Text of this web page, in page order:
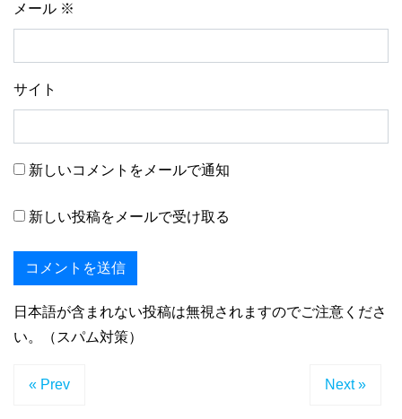
メール ※
サイト
新しいコメントをメールで通知
新しい投稿をメールで受け取る
日本語が含まれない投稿は無視されますのでご注意くださ
い。（スパム対策）
« Prev Next »